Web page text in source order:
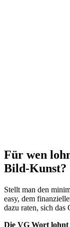
Für wen
Bild-Kunst?
Stellt man den
easy, dem
dazu raten, sich das
Die VG Wort lohnt